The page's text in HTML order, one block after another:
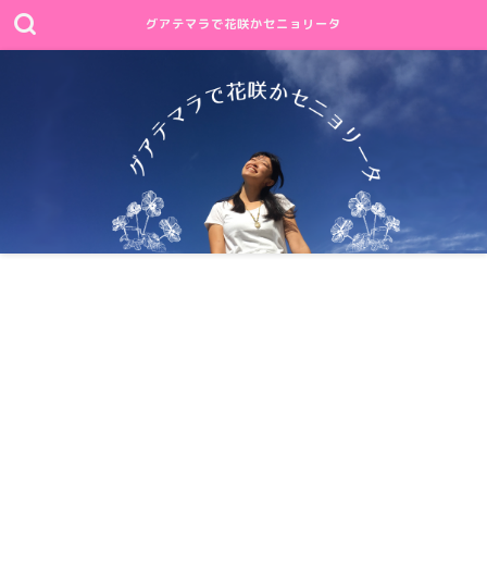
グアテマラで花咲かセニョリータ